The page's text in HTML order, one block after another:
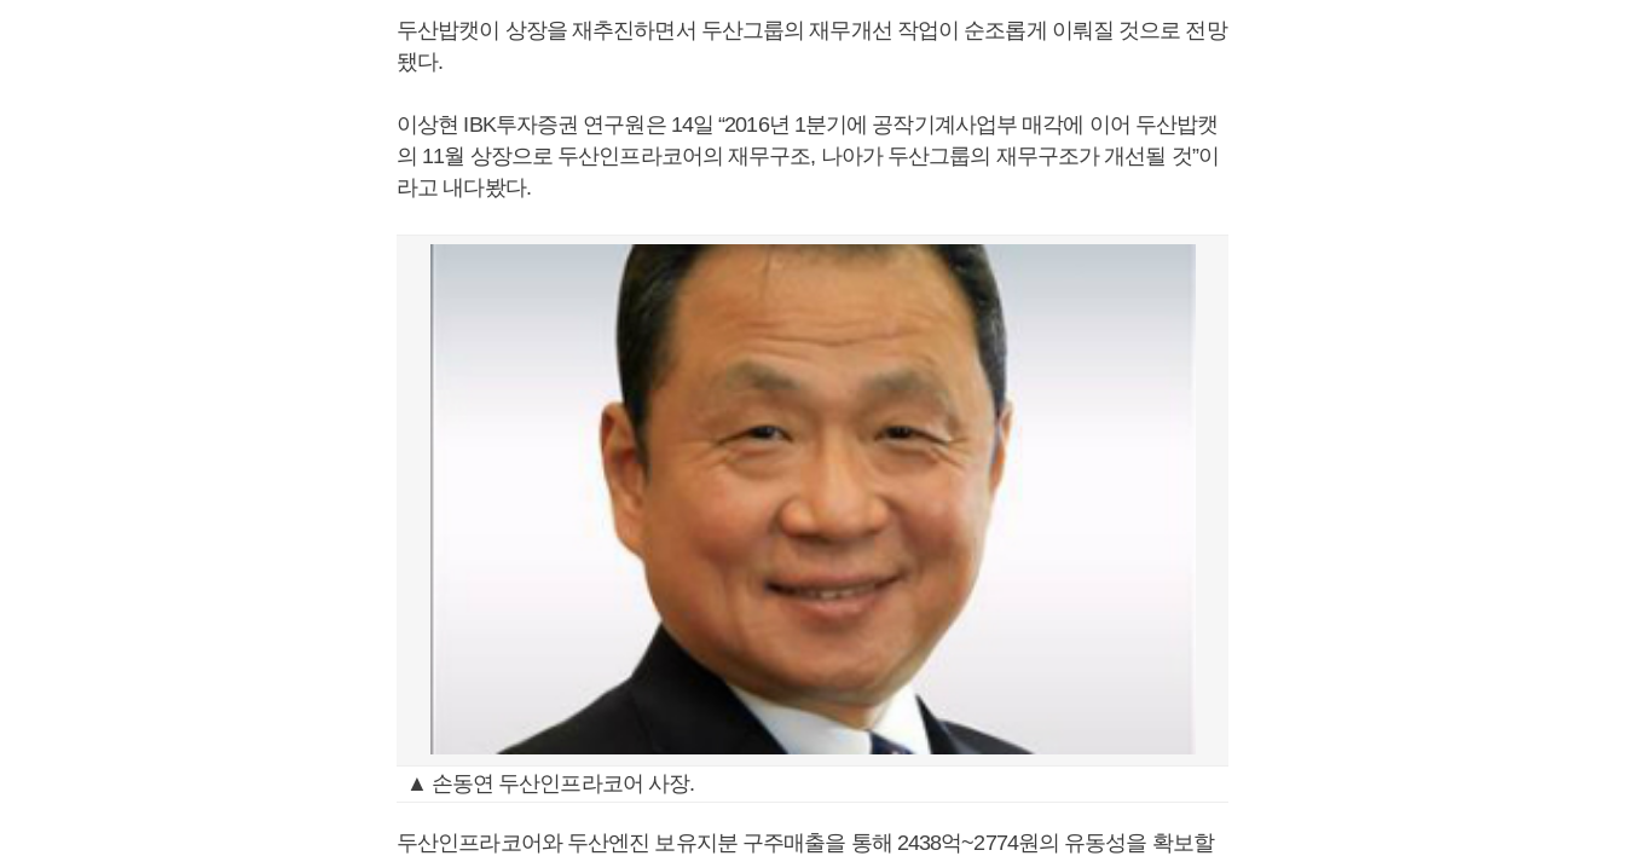
두산밥캣이 상장을 재추진하면서 두산그룹의 재무개선 작업이 순조롭게 이뤄질 것으로 전망
됐다.
이상현 IBK투자증권 연구원은 14일 “2016년 1분기에 공작기계사업부 매각에 이어 두산밥캣
의 11월 상장으로 두산인프라코어의 재무구조, 나아가 두산그룹의 재무구조가 개선될 것”이
라고 내다봤다.
▲ 손동연 두산인프라코어 사장.
두산인프라코어와 두산엔진 보유지분 구주매출을 통해 2438억~2774원의 유동성을 확보할